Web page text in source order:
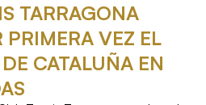
TARRAGONA
VEZ EL
CATALUÑA EN